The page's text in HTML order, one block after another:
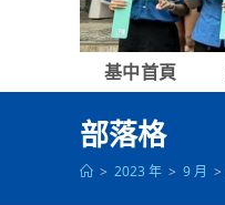
基中首頁
部落格
> 2023 年 > 9 月 >